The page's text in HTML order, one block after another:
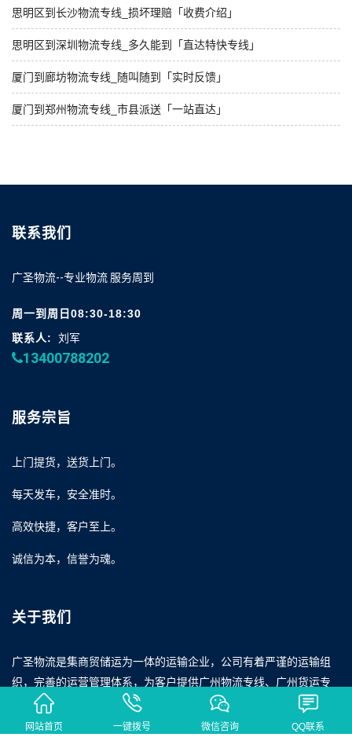
思明区到长沙物流专线_损坏理赔「收费介绍」
思明区到深圳物流专线_多久能到「直达特快专线」
厦门到廊坊物流专线_随叫随到「实时反馈」
厦门到郑州物流专线_市县派送「一站直达」
联系我们
广圣物流--专业物流 服务周到
周一到周日08:30-18:30
联系人:
刘军
13400788202
服务宗旨
上门提货，送货上门。
每天发车，安全准时。
高效快捷，客户至上。
诚信为本，信誉为魂。
关于我们
广圣物流是集商贸储运为一体的运输企业，公司有着严谨的运输组
织，完善的运营管理体系，为客户提供广州物流专线、广州货运专
线、广州仓储配送、广州轿车托运、广州大件运输、广州搬厂搬
家、广州行李托运、广州回程车运输等多方位物流服务！
网站首页 一键拨号 微信咨询 QQ联系